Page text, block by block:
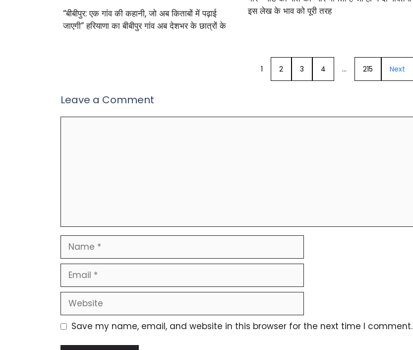
“बीबीपुर: एक गांव की कहानी, जो अब किताबों में पढ़ाई
जाएगी” हरियाणा का बीबीपुर गांव अब देशभर के छात्रों के
इस लेख के भाव को पूरी तरह
1 2 3 4 … 215 Next
Leave a Comment
Name
Email
Website
Save my name, email, and website in this browser for the next time I comment.